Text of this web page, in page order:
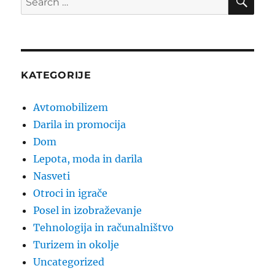
for:
KATEGORIJE
Avtomobilizem
Darila in promocija
Dom
Lepota, moda in darila
Nasveti
Otroci in igrače
Posel in izobraževanje
Tehnologija in računalništvo
Turizem in okolje
Uncategorized